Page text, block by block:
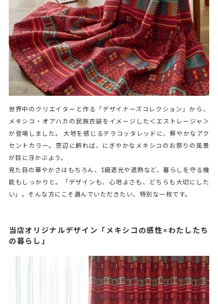
世界中のクリエイターと作る「デザイナーズコレクション」から、
メキシコ・オアハカの民族衣装をイメージした＜エストレージャ＞
が登場しました。 大地を感じるテラコッタレッドに、鮮やかなアク
セントカラー。窓辺に飾れば、にぎやかなメキシコのお祭りの風景
が目に浮かぶよう。
見た目の華やかさはもちろん、1級遮光や遮熱など、暮らしを守る機
能もしっかりと。「デザインも、心地よさも、どちらも大切にした
い」。そんな方にこそ選んでいただきたい、特別な一枚です。
当店オリジナルデザイン「メキシコの感性×わたしたち
の暮らし」